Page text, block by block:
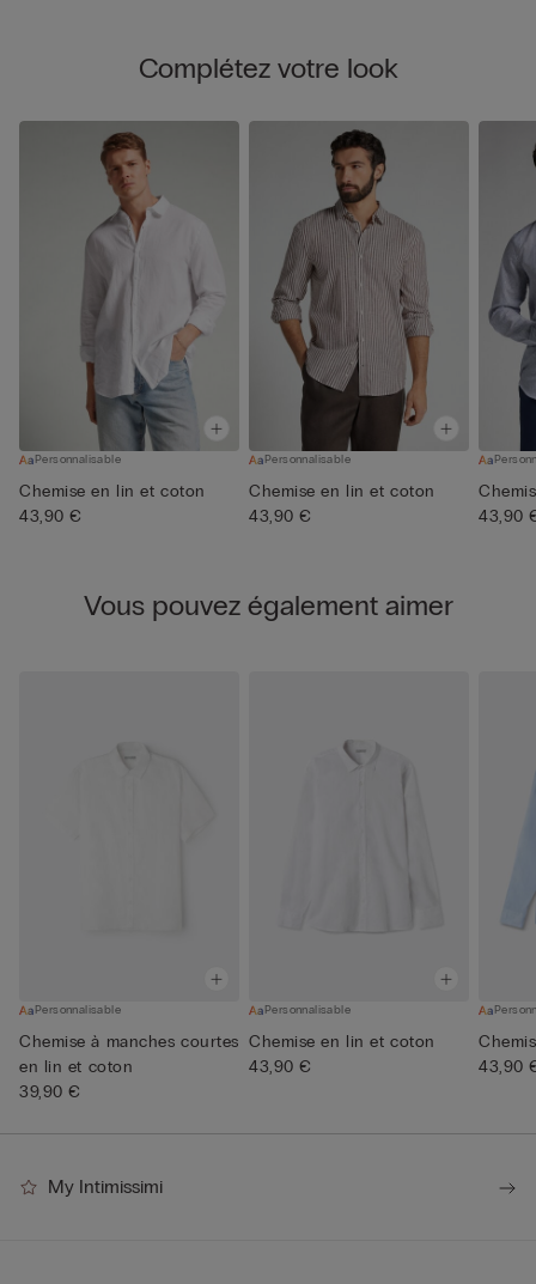
Complétez votre look
Personnalisable
Chemise en lin et coton
43,90 €
Personnalisable
Chemise en lin et coton
43,90 €
43,90
Vous pouvez également aimer
Personnalisable
Chemise à manches courtes
en lin et coton
39,90 €
Personnalisable
Chemise en lin et coton
43,90 €
43,90
My Intimissimi